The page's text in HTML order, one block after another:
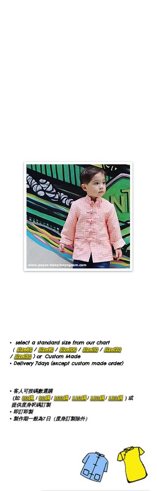
•
select a standard size from our chart
（Size80/Size90/Size100 /Size110/Size120
/ Size130) or Custom Made
• Delivery 7days (except custom made order)
• 客人可按碼數選購
(如:80碼 /90碼/100碼/110碼/120碼/130碼
) 或
提供度身呎碼訂製
• 即訂即製
• 製作期一般為7日（度身訂製除外）